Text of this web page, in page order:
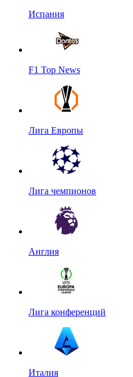
Испания
F1 Top News
Лига Европы
Лига чемпионов
Англия
Лига конференций
Италия